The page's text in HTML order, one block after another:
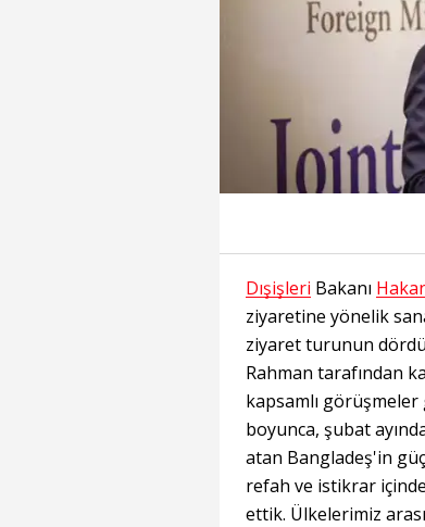
Dışişleri Bakanı
ziyaretine yönelik
ziyaret turunun
Rahman tarafından
kapsamlı
boyunca, şubat
atan Bangladeş'in
refah ve istikrar
ettik. Ülkelerimiz